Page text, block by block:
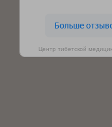
Центр тибетской